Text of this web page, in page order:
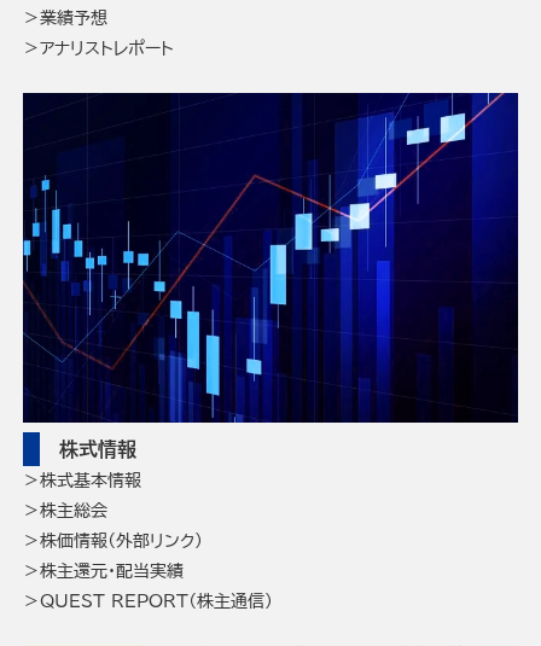
業績予想
アナリストレポート
株式情報
株式基本情報
株主総会
株価情報（外部リンク）
株主還元・配当実績
QUEST REPORT（株主通信）